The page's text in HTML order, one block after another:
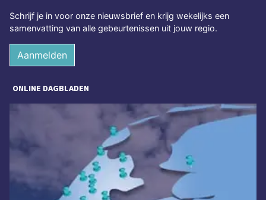
Schrijf je in voor onze nieuwsbrief en krijg wekelijks een
samenvatting van alle gebeurtenissen uit jouw regio.
Aanmelden
ONLINE DAGBLADEN